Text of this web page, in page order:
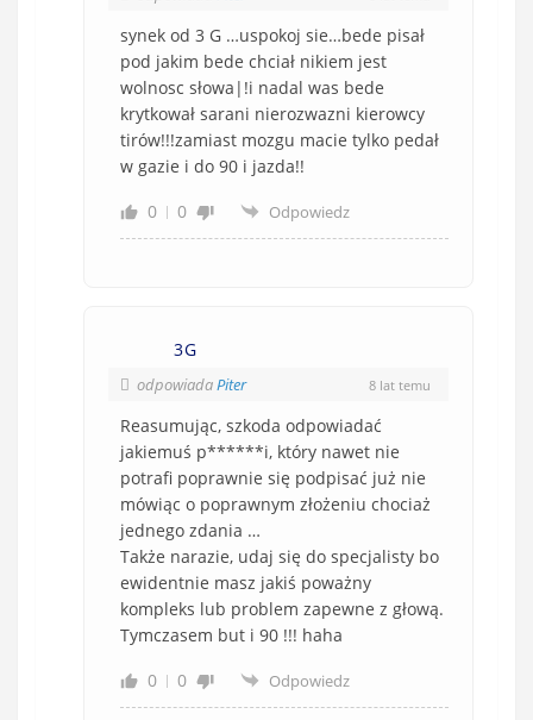
synek od 3 G …uspokoj sie…bede pisał
pod jakim bede chciał nikiem jest
wolnosc słowa|!i nadal was bede
krytkował sarani nierozwazni kierowcy
tirów!!!zamiast mozgu macie tylko pedał
w gazie i do 90 i jazda!!
0
0 Odpowiedz
3G
odpowiadaPiter 8 lat temu
Reasumując, szkoda odpowiadać
jakiemuś p******i, który nawet nie
potrafi poprawnie się podpisać już nie
mówiąc o poprawnym złożeniu chociaż
jednego zdania …
Także narazie, udaj się do specjalisty bo
ewidentnie masz jakiś poważny
kompleks lub problem zapewne z głową.
Tymczasem but i 90 !!! haha
0
0 Odpowiedz